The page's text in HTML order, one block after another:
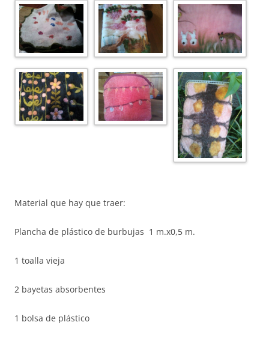
Material que hay que traer:
Plancha de plástico de burbujas 1 m.x0,5 m.
1 toalla vieja
2 bayetas absorbentes
1 bolsa de plástico